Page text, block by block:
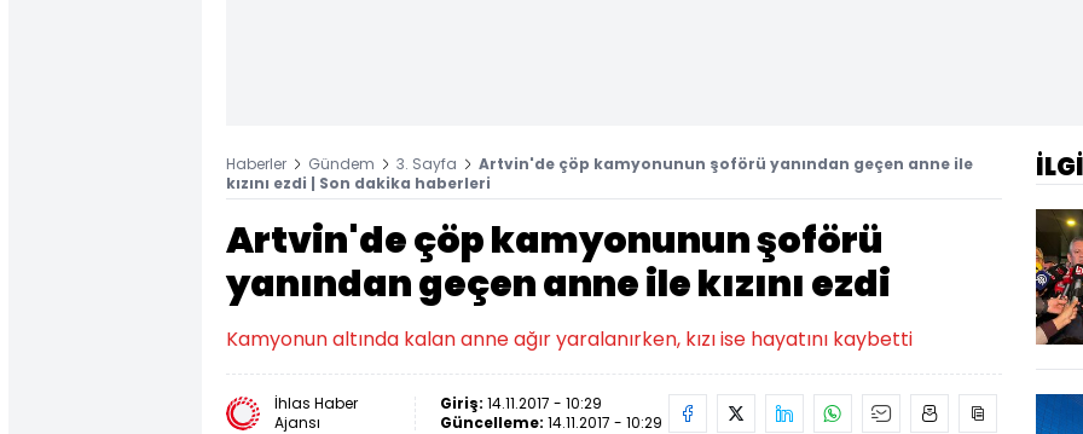
Haberler Gündem 3. Sayfa
Artvin'de çöp kamyonunun şoförü yanından geçen anne ile
kızını ezdi | Son dakika haberleri
Artvin'de çöp kamyonunun şoförü
yanından geçen anne ile kızını ezdi
Kamyonun altında kalan anne ağır yaralanırken, kızı ise hayatını kaybetti
İhlas Haber
Ajansı
Giriş: 14.11.2017 - 10:29
Güncelleme: 14.11.2017 - 10:29